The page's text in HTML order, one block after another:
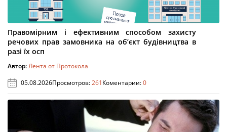
Правомірним і ефективним способом захисту
речових прав замовника на об’єкт будівництва в
разі їх осп
Автор:Лента от Протокола
05.08.2026Просмотров:261Коментарии:0